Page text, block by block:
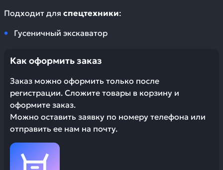
Подходит для спецтехники:
Гусеничный экскаватор
Как оформить заказ
Заказ можно оформить только после
регистрации. Сложите товары в корзину и
оформите заказ.
Можно оставить заявку по номеру телефона или
отправить ее нам на почту.